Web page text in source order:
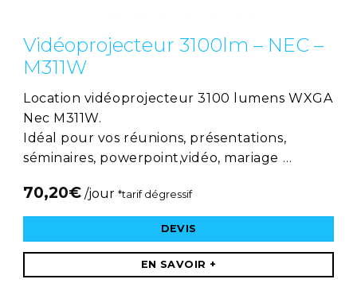
Vidéoprojecteur 3100lm – NEC –
M311W
Location vidéoprojecteur 3100 lumens WXGA
Nec M311W.
Idéal pour vos réunions, présentations,
séminaires, powerpoint,vidéo, mariage …
70,20€ /jour *tarif dégressif
DEVIS
EN SAVOIR +